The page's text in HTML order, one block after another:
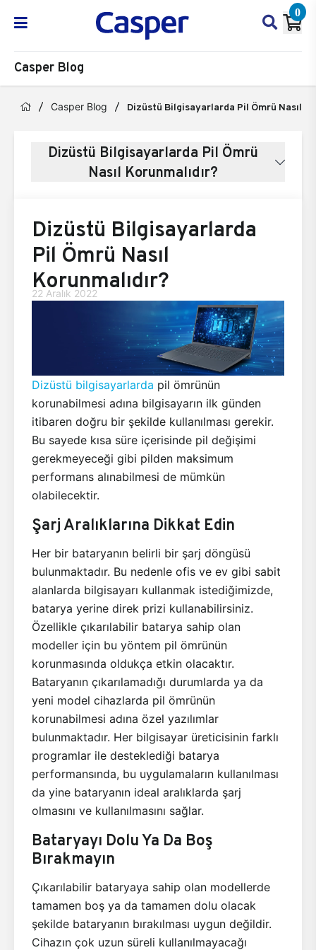
0
Casper Blog
Casper Blog Dizüstü Bilgisayarlarda Pil Ömrü Nasıl
Dizüstü Bilgisayarlarda Pil Ömrü
Nasıl Korunmalıdır?
Dizüstü Bilgisayarlarda
Pil Ömrü Nasıl
Korunmalıdır?
22 Aralık 2022
Dizüstü bilgisayarlarda pil ömrünün
korunabilmesi adına bilgisayarın ilk günden
itibaren doğru bir şekilde kullanılması gerekir.
Bu sayede kısa süre içerisinde pil değişimi
gerekmeyeceği gibi pilden maksimum
performans alınabilmesi de mümkün
olabilecektir.
Şarj Aralıklarına Dikkat Edin
Her bir bataryanın belirli bir şarj döngüsü
bulunmaktadır. Bu nedenle ofis ve ev gibi sabit
alanlarda bilgisayarı kullanmak istediğimizde,
batarya yerine direk prizi kullanabilirsiniz.
Özellikle çıkarılabilir batarya sahip olan
modeller için bu yöntem pil ömrünün
korunmasında oldukça etkin olacaktır.
Bataryanın çıkarılamadığı durumlarda ya da
yeni model cihazlarda pil ömrünün
korunabilmesi adına özel yazılımlar
bulunmaktadır. Her bilgisayar üreticisinin farklı
programlar ile desteklediği batarya
performansında, bu uygulamaların kullanılması
da yine bataryanın ideal aralıklarda şarj
olmasını ve kullanılmasını sağlar.
Bataryayı Dolu Ya Da Boş
Bırakmayın
Çıkarılabilir bataryaya sahip olan modellerde
tamamen boş ya da tamamen dolu olacak
şekilde bataryanın bırakılması uygun değildir.
Cihazın çok uzun süreli kullanılmayacağı